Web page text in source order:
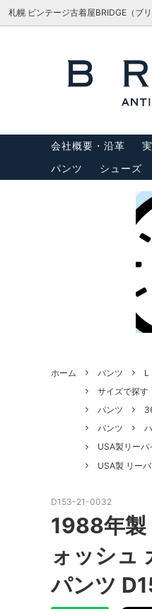
札幌 ビンテージ古着屋BRIDGE（ブ
アウター
バッグ
サイズで探す
USA製リーバイス
会社概要・沿革
会社概要・沿革
パンツ
シューズ
ホーム パンツ
L
サイズで探す
パンツ
パンツ
USA製リーバ
USA製 リー
D153-21-0032
1988年製
ォッシュ
パンツ